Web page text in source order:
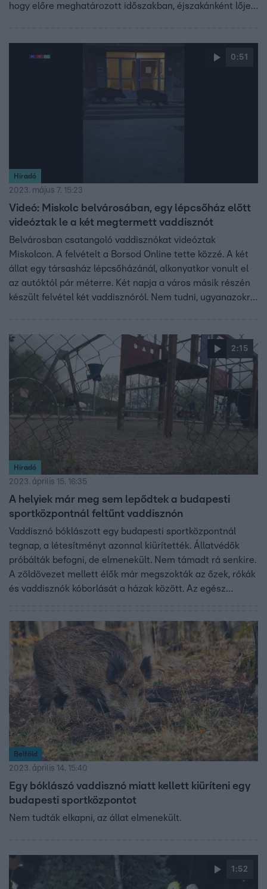
hogy előre meghatározott időszakban, éjszakánként lője
0:51
Híradó
2023. május 7. 15:23
Videó: Miskolc belvárosában, egy lépcsőház előtt
videóztak le a két megtermett vaddisznót
Belvárosban csatangoló vaddisznókat videóztak
Miskolcon. A felvételt a Borsod Online tette közzé. A két
állat egy társasház lépcsőházánál, alkonyatkor vonult el
az autóktól pár méterre. Két napja a város másik részén
készült felvétel két vaddisznóról. Nem tudni, ugyanazokról
be a városba.
2:15
Híradó
2023. április 15. 16:35
A helyiek már meg sem lepődtek a budapesti
sportközpontnál feltűnt vaddisznón
Vaddisznó bóklászott egy budapesti sportközpontnál
tegnap, a létesítményt azonnal kiürítették. Állatvédők
próbálták befogni, de elmenekült. Nem támadt rá senkire.
A zöldövezet mellett élők már megszokták az őzek, rókák
és vaddisznók kóborlását a házak között. Az egész
Belföld
2023. április 14. 15:40
Egy bóklászó vaddisznó miatt kellett kiüríteni egy
budapesti sportközpontot
Nem tudták elkapni, az állat elmenekült.
1:52